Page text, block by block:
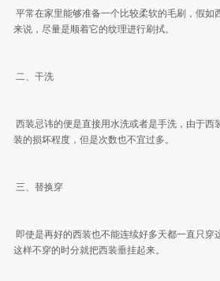
平常在家里能够准备一个比较柔软的毛刷，假
来说，尽量是顺着它的纹理进行刷拭。
二、干洗
西装忌讳的便是直接用水洗或者是手洗，由于
装的损坏程度，但是次数也不宜过多。
三、替换穿
即使是再好的西装也不能连续好多天都一直只
这样不穿的时分就把西装垂挂起来。